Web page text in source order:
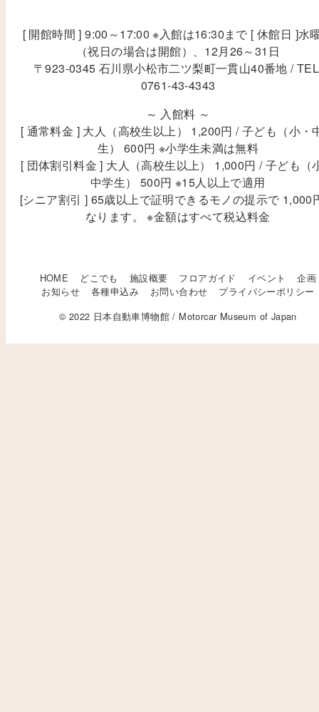
[ 開館時間 ] 9:00～17:00 ※入館は16:30まで [ 休館日 ]水
（祝日の場合は開館）、12月26～31日
〒923-0345 石川県小松市二ツ梨町一貫山40番地 /
0761-43-4343
～ 入館料 ～
[ 通常料金 ] 大人（高校生以上） 1,200円 / 子ども（小・
生） 600円 ※小学生未満は無料
[ 団体割引料金 ] 大人（高校生以上） 1,000円 / 子ども（
中学生） 500円 ※15人以上で適用
[シニア割引 ] 65歳以上で証明できるモノの提示で 1,000
なります。 ※金額はすべて税込料金
HOME どこでも 施設概要 フロアガイド イベント
企画
お知らせ
各種申込み お問い合わせ
プライバシーポリシー
© 2022 日本自動車博物館 / Motorcar Museum of Japan